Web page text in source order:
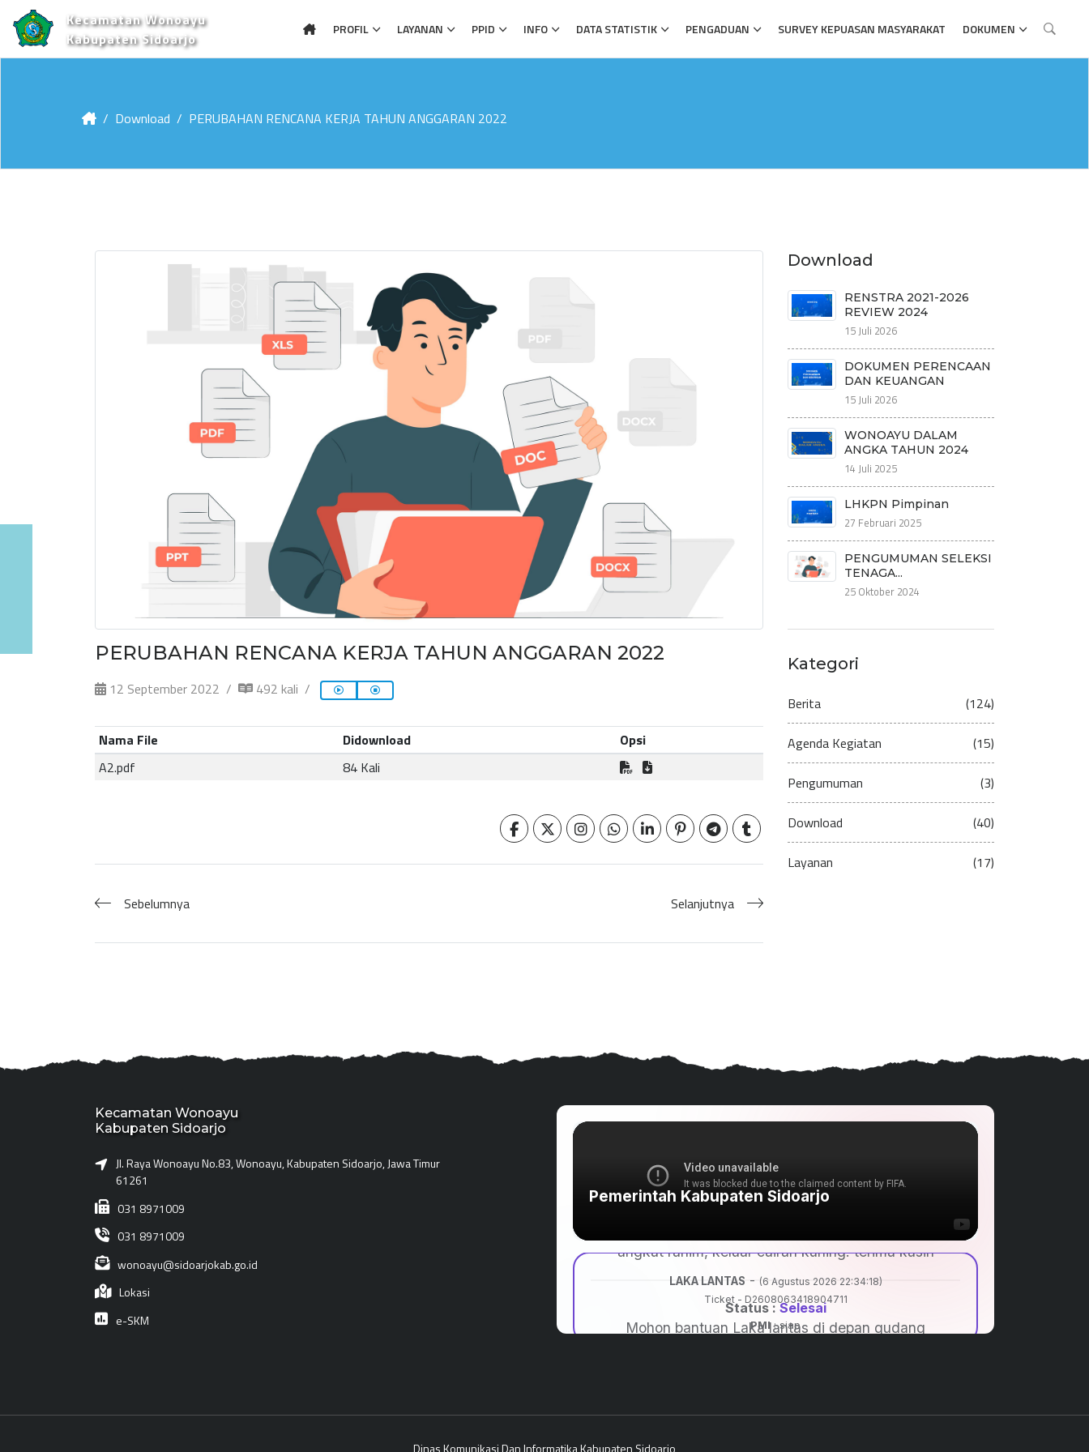
Kecamatan Wonoayu
Kabupaten Sidoarjo
PROFIL LAYANAN PPID INFO DATA STATISTIK PENGADUAN SURVEY KEPUASAN MASYARAKAT DOKUMEN
Download PERUBAHAN RENCANA KERJA TAHUN ANGGARAN 2022
PERUBAHAN RENCANA KERJA TAHUN ANGGARAN 2022
12 September 2022 492 kali
Nama File Didownload
Opsi
A2.pdf
84 Kali
Sebelumnya Selanjutnya
Download
RENSTRA 2021-2026
REVIEW 2024
15 Juli 2026
DOKUMEN PERENCAAN
DAN KEUANGAN
15 Juli 2026
WONOAYU DALAM
ANGKA TAHUN 2024
14 Juli 2025
LHKPN Pimpinan
27 Februari 2025
PENGUMUMAN SELEKSI
TENAGA...
25 Oktober 2024
Kategori
Berita (124)
Agenda Kegiatan (15)
Pengumuman (3)
Download (40)
Layanan (17)
Kecamatan Wonoayu
Kabupaten Sidoarjo
Jl. Raya Wonoayu No.83, Wonoayu, Kabupaten Sidoarjo, Jawa Timur
61261
031 8971009
031 8971009
wonoayu@sidoarjokab.go.id
Lokasi
e-SKM
Dinas Komunikasi Dan Informatika Kabupaten Sidoarjo